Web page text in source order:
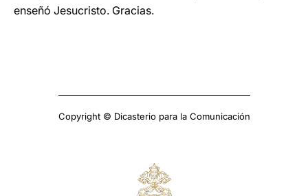
enseñó Jesucristo. Gracias.
Copyright © Dicasterio para la Comunicación